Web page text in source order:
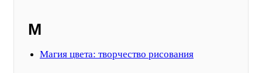
М
Магия цвета: творчество рисования